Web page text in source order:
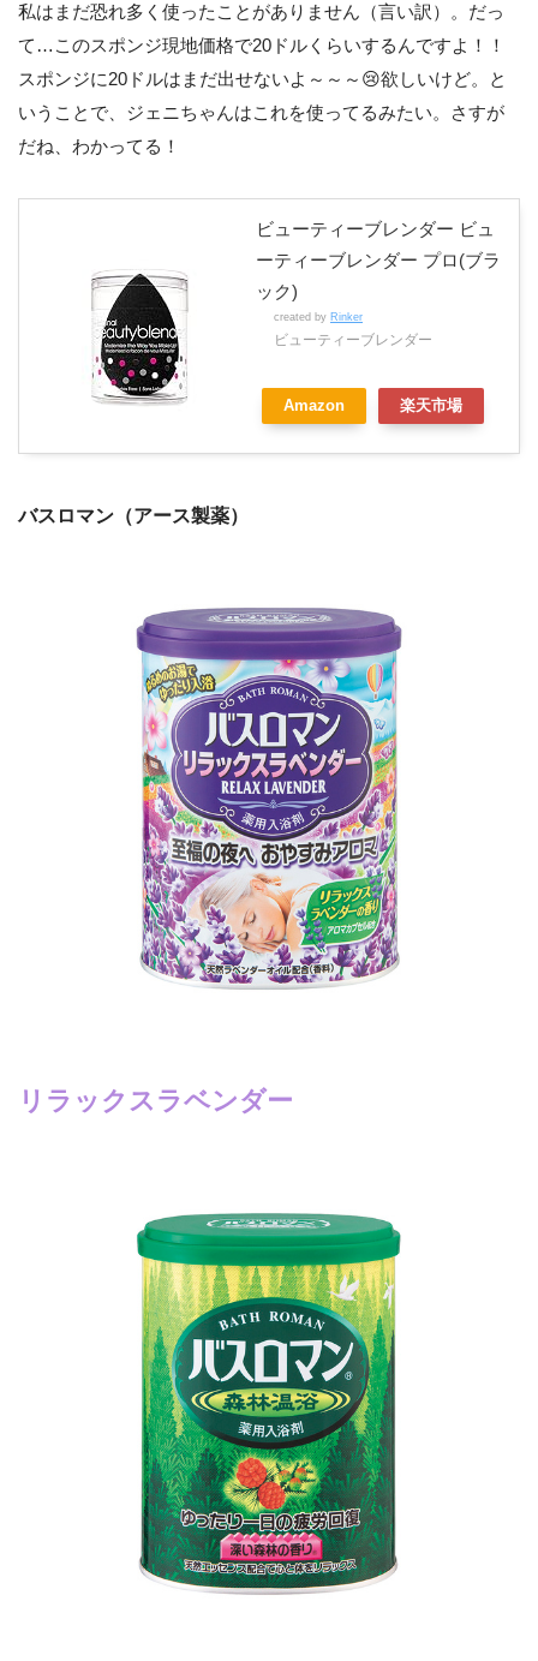
私はまだ恐れ多く使ったことがありません（言い訳）。だっ
て…このスポンジ現地価格で20ドルくらいするんですよ！！
スポンジに20ドルはまだ出せないよ～～～😢欲しいけど。と
いうことで、ジェニちゃんはこれを使ってるみたい。さすが
だね、わかってる！
ビューティーブレンダー ビュ
ーティーブレンダー プロ(ブラ
ック)
created by Rinker
ビューティーブレンダー
Amazon 楽天市場
バスロマン（アース製薬）
リラックスラベンダー